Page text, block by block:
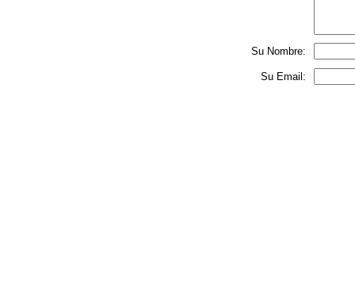
Su Nombre:
Su Email: